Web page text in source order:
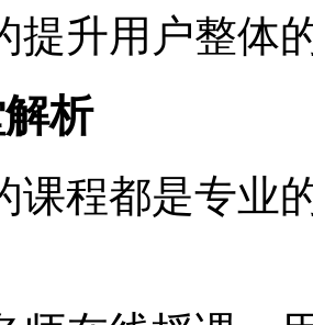
提升用户整体
析
课程都是专业